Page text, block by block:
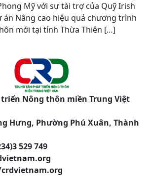
Mỹ với sự tài trợ của Quỹ Irish
án Nâng cao hiệu quả chương trình
mới tại tỉnh Thừa Thiên […]
Nông thôn miền Trung Việt
Hưng, Phường Phú Xuân, Thành
529 749